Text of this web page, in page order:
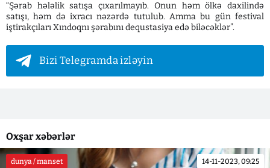
“Şərab hələlik satışa çıxarılmayıb. Onun həm ölkə daxilində
satışı, həm də ixracı nəzərdə tutulub. Amma bu gün festival
iştirakçıları Xındoqnı şərabını dequstasiya edə biləcəklər”.
Bizi Telegramda izləyin
Oxşar xəbərlər
dunya / manset 14-11-2023, 09:25